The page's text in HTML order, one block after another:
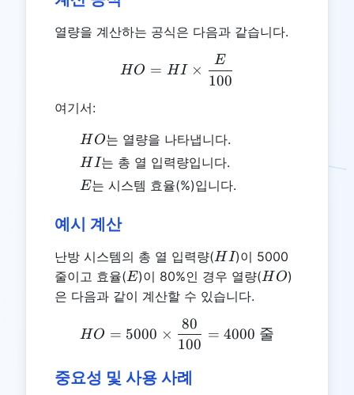
열량을 계산하는 공식은 다음과 같습니다.
HO = HI \times
HO = HI ×
100
E
여기서:
HO
H O는 열량을 나타냅니다.
HI
HI는 총 열 입력량입니다.
E
E는 시스템 효율(%)입니다.
예시 계산
난방 시스템의 총 열 입력량(HI
HI)이 5000
줄이고 효율(E
E)이 80%인 경우 열량(HO
H O)
은 다음과 같이 계산할 수 있습니다.
HO = 5000 \times
HO = 5000 ×
100
80
= 4000 줄
중요성 및 사용 사례